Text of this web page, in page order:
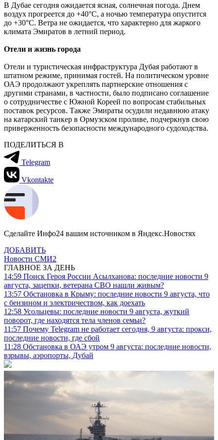
В Дубае сегодня ожидается ясная, солнечная погода. Днем
воздух прогреется до +40°C, а ночью температура опустится
до +30°C. Ветра не ожидается, что характерно для жаркого
климата Эмиратов в летний период.
Отели и жизнь города
Отели и туристическая инфраструктура Дубая работают в
штатном режиме, принимая гостей. На политическом уровне
ОАЭ продолжают укреплять партнерские отношения с
другими странами, в частности, было подписано соглашение
о сотрудничестве с Южной Кореей по вопросам стабильных
поставок ресурсов. Также Эмираты осудили недавнюю атаку
на катарский танкер в Ормузском проливе, подчеркнув свою
приверженность безопасности международного судоходства.
ПОДЕЛИТЬСЯ В
Telegram
Vkontakte
Сделайте Инфо24 вашим источником в Яндекс.Новостях
ДОБАВИТЬ
Новости СМИ2
ГЛАВНОЕ ЗА ДЕНЬ
14:59 Поиск Героя России Асылханова: последние новости 9
августа, зацепки, ветерана СВО нашли живым?
13:57 Обстановка в Крыму: последние новости 9 августа, что
с бензином и электричеством, как доехать
12:58 Усольцевы: последние новости 9 августа, жуткий
поворот, где находятся тела членов семьи?
11:57 Почему Telegram не работает сегодня, 9 августа: прокси,
последние новости, где сбой
11:28 Обстановка в ОАЭ утром 9 августа: последние новости,
взрывы, аэропорты, Дубай